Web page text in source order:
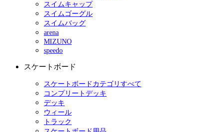
スイムキャップ
スイムゴーグル
スイムバッグ
arena
MIZUNO
speedo
スケートボード
スケートボードカテゴリすべて
コンプリートデッキ
デッキ
ウィール
トラック